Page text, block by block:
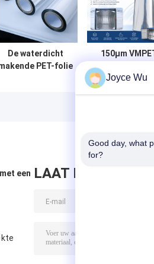
De waterdicht
PET-folie
150μm
gelamineerde
voor isolatie
een LAAT BERICHT
Joyce Wu
Good day, what
for?